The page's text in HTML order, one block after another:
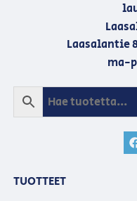
Laasalantie
ma-
TUOTTEET